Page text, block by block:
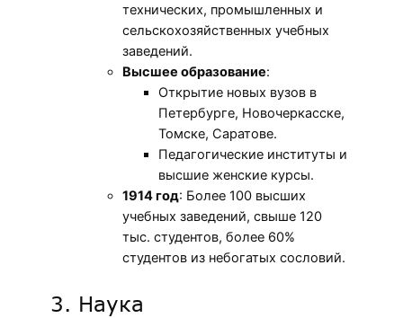
технических, промышленных и
сельскохозяйственных учебных
заведений.
Высшее образование:
Открытие новых вузов в
Петербурге, Новочеркасске,
Томске, Саратове.
Педагогические институты и
высшие женские курсы.
1914 год: Более 100 высших
учебных заведений, свыше 120
тыс. студентов, более 60%
студентов из небогатых сословий.
3. Наука